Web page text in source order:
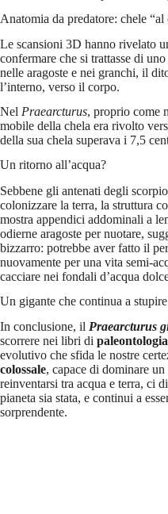
Anatomia da predatore: chele “al
Le scansioni 3D hanno rivelato
confermare che si trattasse di
nelle aragoste e nei granchi, il
l’interno, verso il corpo.
Nel Praearcturus, proprio come
mobile della chela era rivolto
della sua chela superava i 7,5
Un ritorno all’acqua?
Sebbene gli antenati degli
colonizzare la terra, la struttura
mostra appendici addominali a
odierne aragoste per nuotare,
bizzarro: potrebbe aver fatto il
nuovamente per una vita semi-
cacciare nei fondali d’acqua
Un gigante che continua a stupire
In conclusione, il Praearcturus
scorrere nei libri di paleontologia
evolutivo che sfida le nostre
colossale, capace di dominare
reinventarsi tra acqua e terra, ci
pianeta sia stata, e continui a
sorprendente.